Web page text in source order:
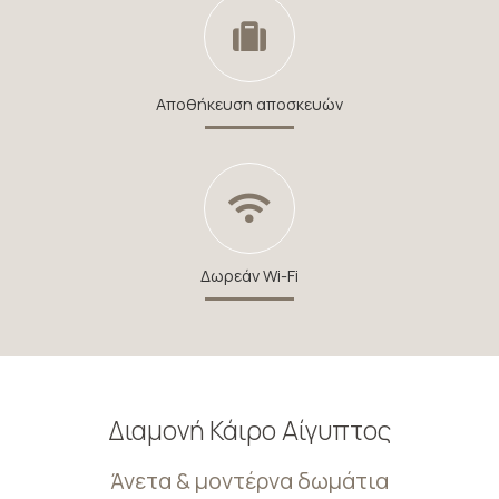
Αποθήκευση αποσκευών
Δωρεάν Wi-Fi
Διαμονή Κάιρο Αίγυπτος
Άνετα & μοντέρνα δωμάτια